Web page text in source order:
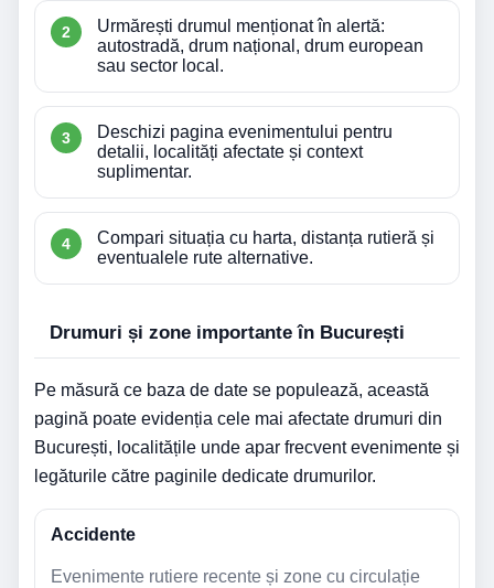
Urmărești drumul menționat în alertă:
autostradă, drum național, drum european
sau sector local.
Deschizi pagina evenimentului pentru
detalii, localități afectate și context
suplimentar.
Compari situația cu harta, distanța rutieră și
eventualele rute alternative.
Drumuri și zone importante în București
Pe măsură ce baza de date se populează, această
pagină poate evidenția cele mai afectate drumuri din
București, localitățile unde apar frecvent evenimente și
legăturile către paginile dedicate drumurilor.
Accidente
Evenimente rutiere recente și zone cu circulație